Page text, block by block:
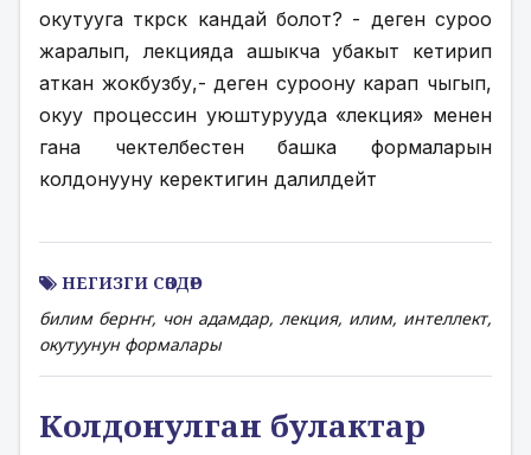
окутууга өткөрсөк кандай болот? - деген суроо
жаралып, лекцияда ашыкча убакыт кетирип
аткан жокбузбу,- деген суроону карап чыгып,
окуу процессин уюштурууда «лекция» менен
гана чектелбестен башка формаларын
колдонууну керектигин далилдейт
НЕГИЗГИ СӨЗДӨР
билим берҥҥ, чон адамдар, лекция, илим, интеллект,
окутуунун формалары
Колдонулган булактар